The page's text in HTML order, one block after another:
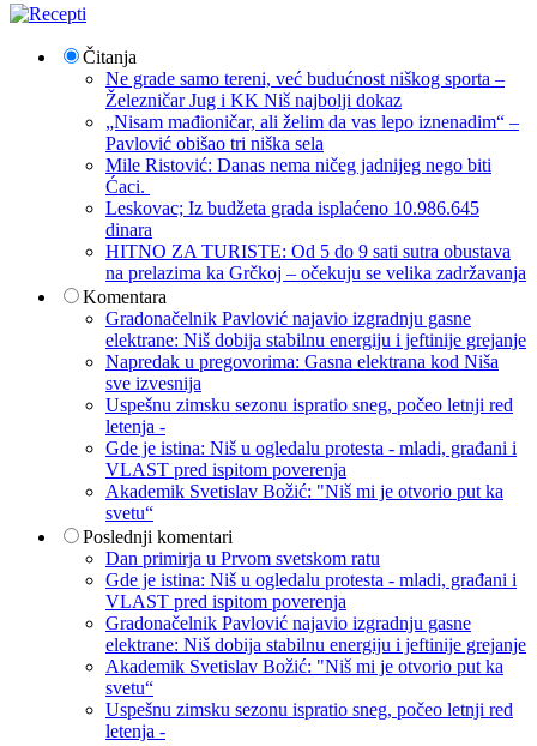
Čitanja
Ne grade samo tereni, već budućnost niškog sporta –
Železničar Jug i KK Niš najbolji dokaz
„Nisam mađioničar, ali želim da vas lepo iznenadim“ –
Pavlović obišao tri niška sela
Mile Ristović: Danas nema ničeg jadnijeg nego biti
Ćaci.
Leskovac; Iz budžeta grada isplaćeno 10.986.645
dinara
HITNO ZA TURISTE: Od 5 do 9 sati sutra obustava
na prelazima ka Grčkoj – očekuju se velika zadržavanja
Komentara
Gradonačelnik Pavlović najavio izgradnju gasne
elektrane: Niš dobija stabilnu energiju i jeftinije grejanje
Napredak u pregovorima: Gasna elektrana kod Niša
sve izvesnija
Uspešnu zimsku sezonu ispratio sneg, počeo letnji red
letenja -
Gde je istina: Niš u ogledalu protesta - mladi, građani i
VLAST pred ispitom poverenja
Akademik Svetislav Božić: "Niš mi je otvorio put ka
svetu“
Poslednji komentari
Dan primirja u Prvom svetskom ratu
Gde je istina: Niš u ogledalu protesta - mladi, građani i
VLAST pred ispitom poverenja
Gradonačelnik Pavlović najavio izgradnju gasne
elektrane: Niš dobija stabilnu energiju i jeftinije grejanje
Akademik Svetislav Božić: "Niš mi je otvorio put ka
svetu“
Uspešnu zimsku sezonu ispratio sneg, počeo letnji red
letenja -